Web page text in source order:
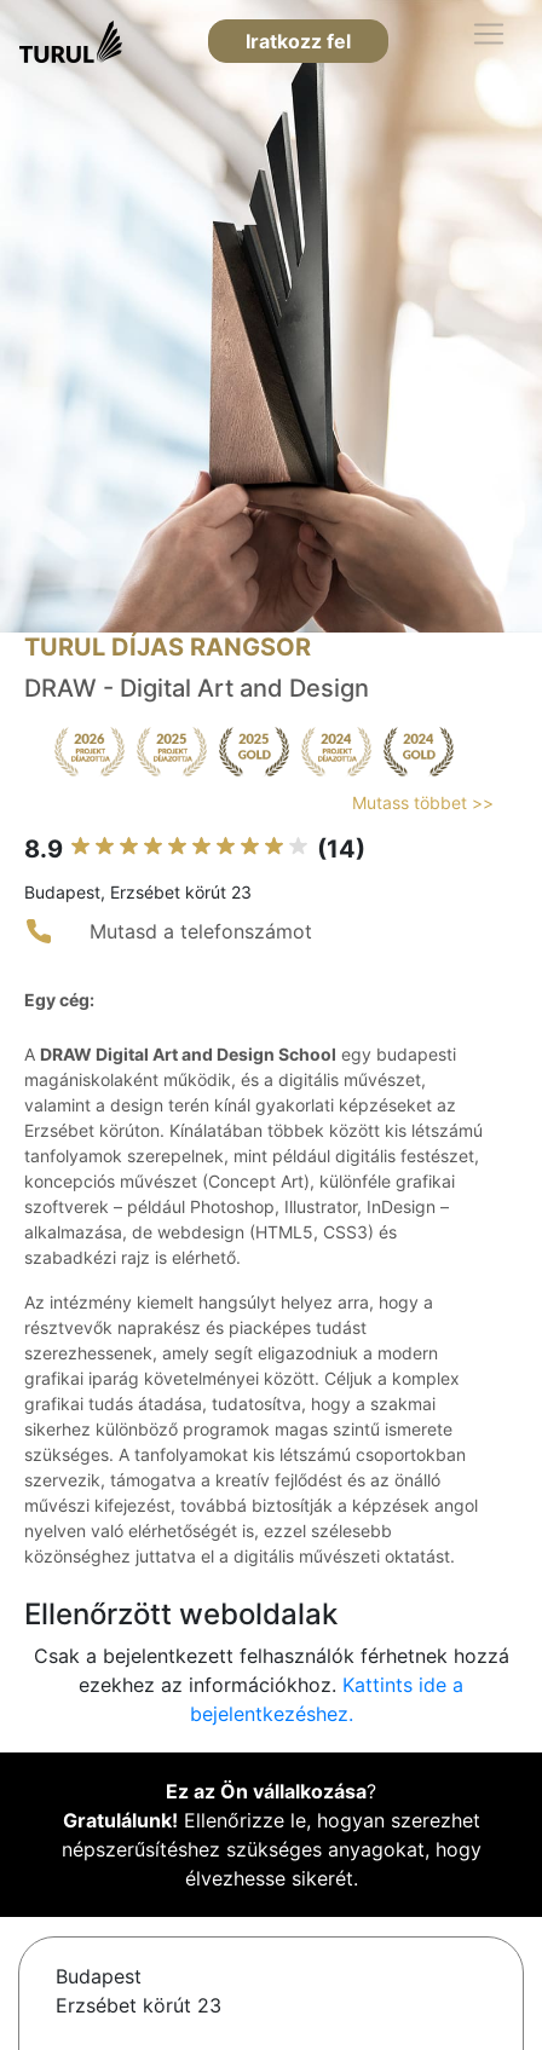
Iratkozz fel
TURUL DÍJAS RANGSOR
DRAW - Digital Art and Design
Mutass többet >>
8.9 (14)
Budapest, Erzsébet körút 23
Mutasd a telefonszámot
Egy cég:
A DRAW Digital Art and Design School egy budapesti
magániskolaként működik, és a digitális művészet,
valamint a design terén kínál gyakorlati képzéseket az
Erzsébet körúton. Kínálatában többek között kis létszámú
tanfolyamok szerepelnek, mint például digitális festészet,
koncepciós művészet (Concept Art), különféle grafikai
szoftverek – például Photoshop, Illustrator, InDesign –
alkalmazása, de webdesign (HTML5, CSS3) és
szabadkézi rajz is elérhető.
Az intézmény kiemelt hangsúlyt helyez arra, hogy a
résztvevők naprakész és piacképes tudást
szerezhessenek, amely segít eligazodniuk a modern
grafikai iparág követelményei között. Céljuk a komplex
grafikai tudás átadása, tudatosítva, hogy a szakmai
sikerhez különböző programok magas szintű ismerete
szükséges. A tanfolyamokat kis létszámú csoportokban
szervezik, támogatva a kreatív fejlődést és az önálló
művészi kifejezést, továbbá biztosítják a képzések angol
nyelven való elérhetőségét is, ezzel szélesebb
közönséghez juttatva el a digitális művészeti oktatást.
Ellenőrzött weboldalak
Csak a bejelentkezett felhasználók férhetnek hozzá
ezekhez az információkhoz. Kattints ide a
bejelentkezéshez.
Ez az Ön vállalkozása?
Gratulálunk! Ellenőrizze le, hogyan szerezhet
népszerűsítéshez szükséges anyagokat, hogy
élvezhesse sikerét.
Budapest
Erzsébet körút 23